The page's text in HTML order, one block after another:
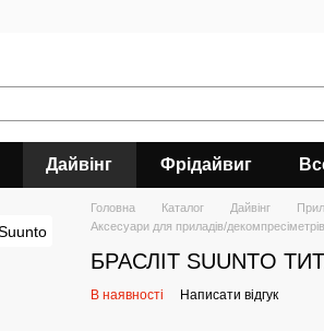
Дайвінг Фрідайвиг
Головна Каталог Дайвінг
Аксесуари для приладів/
БРАСЛІТ SUUNTO
В наявності Написати відгук